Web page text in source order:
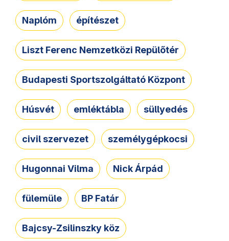
Naplóm építészet
Liszt Ferenc Nemzetközi Repülőtér
Budapesti Sportszolgáltató Központ
Húsvét emléktábla süllyedés
civil szervezet személygépkocsi
Hugonnai Vilma Nick Árpád
fülemüle BP Fatár
Bajcsy-Zsilinszky köz